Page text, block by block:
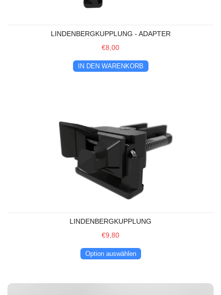
LINDENBERGKUPPLUNG - ADAPTER
€8,00
IN DEN WARENKORB
LINDENBERGKUPPLUNG
€9,80
Option auswählen
SpaßGleis Flexgleis 100 cm mit Schwellen in Holzoptik